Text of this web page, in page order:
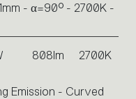
- α=90° - 2700K -
808lm 2700K
Emission - Curved